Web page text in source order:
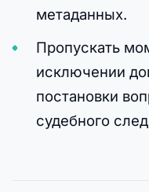
метаданных.
Пропускать
исключении
постановки
судебного